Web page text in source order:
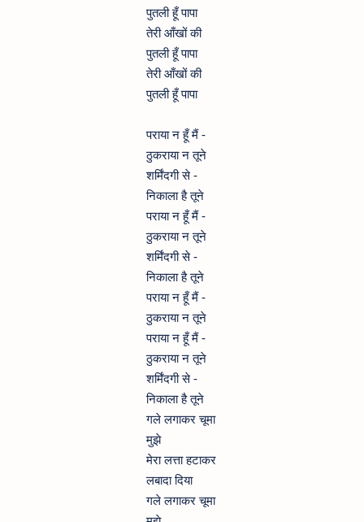
पुतली हूँ पापा
तेरी आँखों की
पुतली हूँ पापा
तेरी आँखों की
पुतली हूँ पापा
पराया न हूँ मैं -
ठुकराया न तूने
शर्मिंदगी से -
निकाला है तूने
पराया न हूँ मैं -
ठुकराया न तूने
शर्मिंदगी से -
निकाला है तूने
पराया न हूँ मैं -
ठुकराया न तूने
पराया न हूँ मैं -
ठुकराया न तूने
शर्मिंदगी से -
निकाला है तूने
गले लगाकर चूमा
मुझे
मेरा लत्ता हटाकर
लबादा दिया
गले लगाकर चूमा